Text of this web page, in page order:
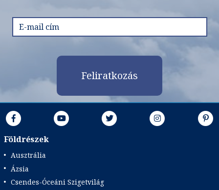
Feliratkozás
Földrészek
Ausztrália
Ázsia
Csendes-Óceáni Szigetvilág